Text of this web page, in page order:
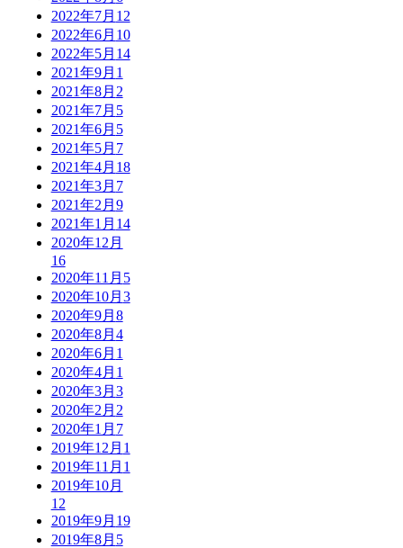
2022年7月 12
2022年6月 10
2022年5月 14
2021年9月 1
2021年8月 2
2021年7月 5
2021年6月 5
2021年5月 7
2021年4月 18
2021年3月 7
2021年2月 9
2021年1月 14
2020年12月
16
2020年11月 5
2020年10月 3
2020年9月 8
2020年8月 4
2020年6月 1
2020年4月 1
2020年3月 3
2020年2月 2
2020年1月 7
2019年12月 1
2019年11月 1
2019年10月
12
2019年9月 19
2019年8月 5